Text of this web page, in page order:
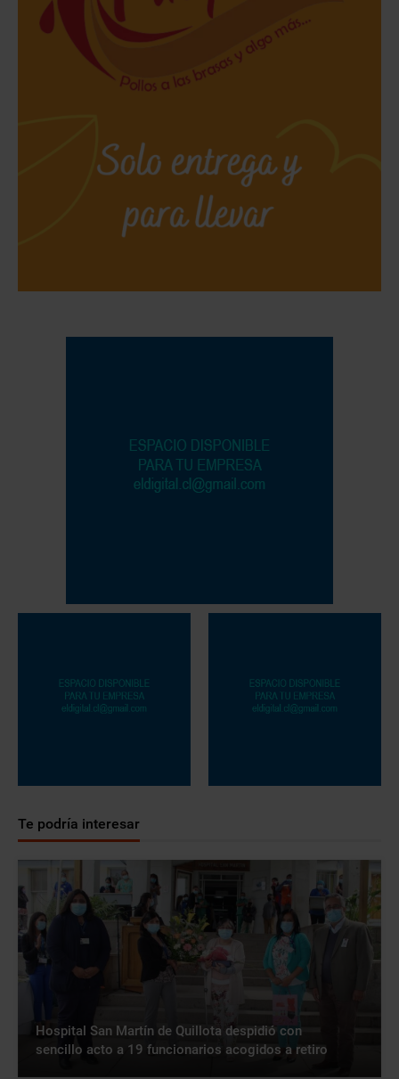
Te podría interesar
Hospital San Martín de Quillota despidió con
sencillo acto a 19 funcionarios acogidos a retiro